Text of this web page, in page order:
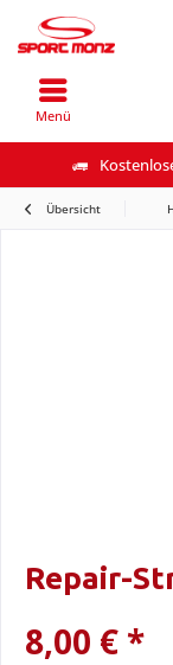
Menü
Übersicht
Repair-
8,00 € *